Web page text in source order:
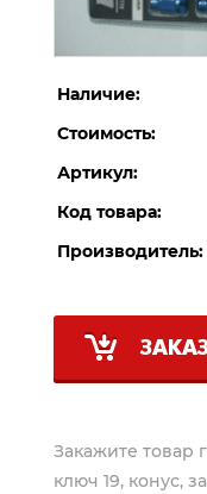
Наличие:
Стоимость:
Артикул:
Код товара:
Производитель:
Закажите товар
ключ 19, конус,